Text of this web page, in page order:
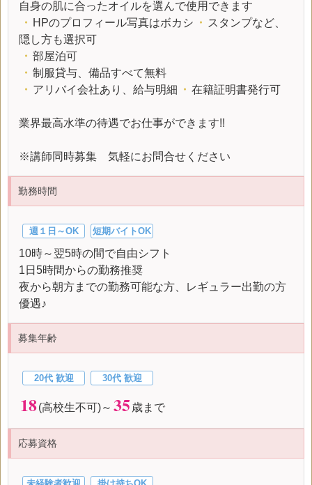
自身の肌に合ったオイルを選んで使用できます
・ HPのプロフィール写真はボカシ ・ スタンプなど、
隠し方も選択可
・ 部屋泊可
・ 制服貸与、備品すべて無料
・ アリバイ会社あり、給与明細 ・ 在籍証明書発行可
業界最高水準の待遇でお仕事ができます!!
※講師同時募集 気軽にお問合せください
勤務時間
週１日～OK 短期バイトOK
10時～翌5時の間で自由シフト
1日5時間からの勤務推奨
夜から朝方までの勤務可能な方、レギュラー出勤の方
優遇♪
募集年齢
20代 歓迎 30代 歓迎
18(高校生不可)～ 35 歳まで
応募資格